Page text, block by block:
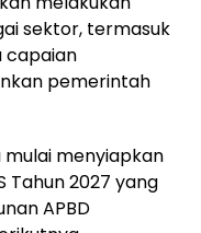
sektor, termasuk
capaian
pemerintah
mulai menyiapkan
Tahun 2027 yang
APBD